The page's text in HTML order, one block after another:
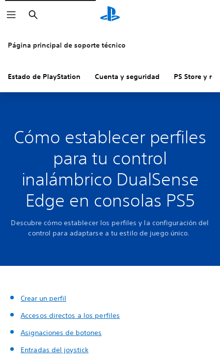
Buscar
Página principal de soporte técnico
Estado de PlayStation Cuenta y seguridad PS Store y
Cómo establecer perfiles
para tu control
inalámbrico DualSense
Edge en consolas PS5
Descubre cómo establecer los perfiles y la configuración del
control para adaptarse a tu estilo de juego único.
Crear un perfil
Accesos directos a los perfiles
Asignaciones de botones
Entradas del joystick